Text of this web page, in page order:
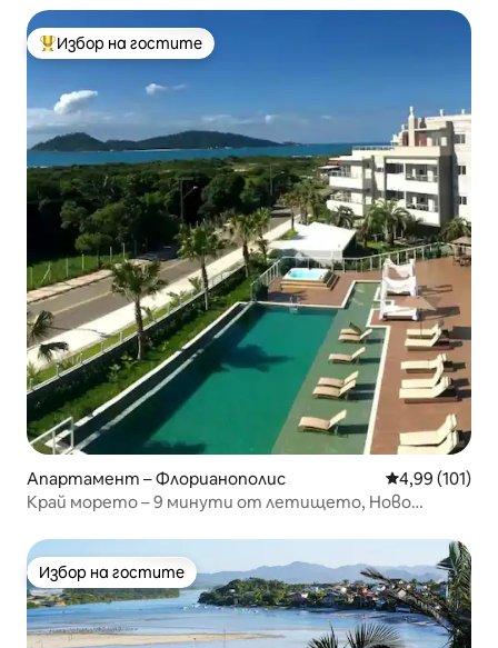
Най-популярен избор на гостите
Избор на гостите
Апартамент – Флорианополис Средна
4,99 (101)
Край морето – 9 минути от летището, Ново
Избор на гостите
Избор на гостите